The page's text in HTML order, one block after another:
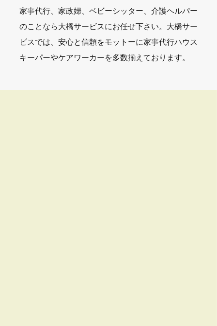
家事代行、家政婦、ベビーシッター、介護ヘルパー
のことなら大橋サービスにお任せ下さい。大橋サー
ビスでは、安心と信頼をモットーに家事代行ハウス
キーパーやケアワーカーを多数揃えております。